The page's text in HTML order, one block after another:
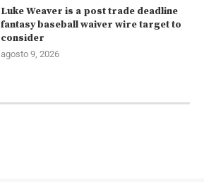
Luke Weaver is a post trade deadline
fantasy baseball waiver wire target to
consider
agosto 9, 2026